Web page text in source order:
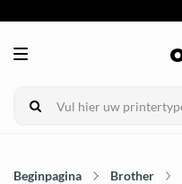
Beginpagina Brother